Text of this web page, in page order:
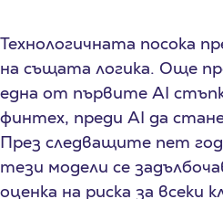
Технологичната посока
на същата логика. Още
една от първите AI
финтех, преди AI да
През следващите пет
тези модели се
оценка на риска за всеки